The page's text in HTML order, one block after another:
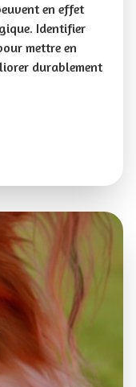
en effet
Identifier
mettre en
durablement